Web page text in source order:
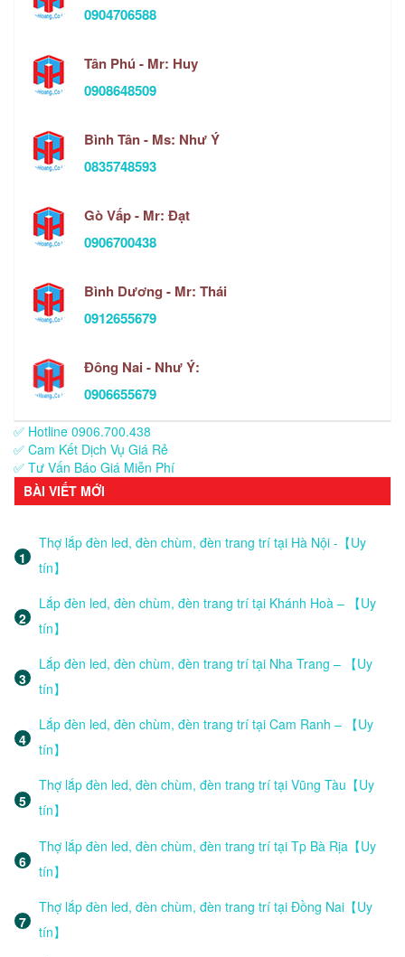
0904706588
Tân Phú - Mr: Huy
0908648509
Bình Tân - Ms: Như Ý
0835748593
Gò Vấp - Mr: Đạt
0906700438
Bình Dương - Mr: Thái
0912655679
Đông Nai - Như Ý:
0906655679
✅ Hotline 0906.700.438
✅ Cam Kết Dịch Vụ Giá Rẻ
✅ Tư Vấn Báo Giá Miễn Phí
BÀI VIẾT MỚI
Thợ lắp đèn led, đèn chùm, đèn trang trí tại Hà Nội -【Uy
tín】
Lắp đèn led, đèn chùm, đèn trang trí tại Khánh Hoà – 【Uy
tín】
Lắp đèn led, đèn chùm, đèn trang trí tại Nha Trang – 【Uy
tín】
Lắp đèn led, đèn chùm, đèn trang trí tại Cam Ranh – 【Uy
tín】
Thợ lắp đèn led, đèn chùm, đèn trang trí tại Vũng Tàu【Uy
tín】
Thợ lắp đèn led, đèn chùm, đèn trang trí tại Tp Bà Rịa【Uy
tín】
Thợ lắp đèn led, đèn chùm, đèn trang trí tại Đồng Nai【Uy
tín】